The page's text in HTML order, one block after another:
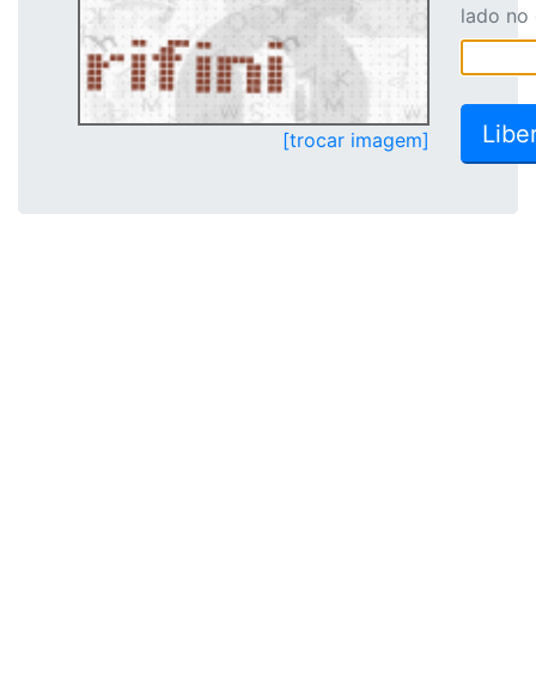
[trocar imagem]
lado no